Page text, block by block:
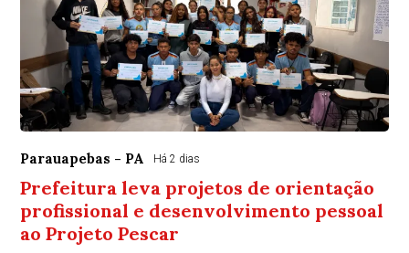
Parauapebas - PA Há 2 dias
Prefeitura leva projetos de orientação
profissional e desenvolvimento pessoal
ao Projeto Pescar